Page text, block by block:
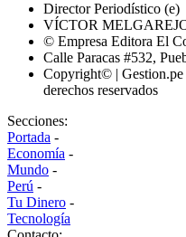
Director Periodístico (e)
VÍCTOR
© Empresa Editora El
Calle Paracas #532,
Copyright© |
derechos reservados
Secciones:
Portada -
Economía -
Mundo -
Perú -
Tu Dinero -
Tecnología